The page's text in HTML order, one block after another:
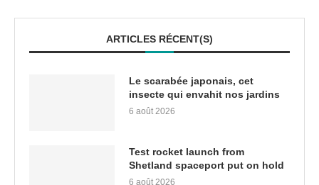
ARTICLES RÉCENT(S)
Le scarabée japonais, cet
insecte qui envahit nos jardins
6 août 2026
Test rocket launch from
Shetland spaceport put on hold
6 août 2026